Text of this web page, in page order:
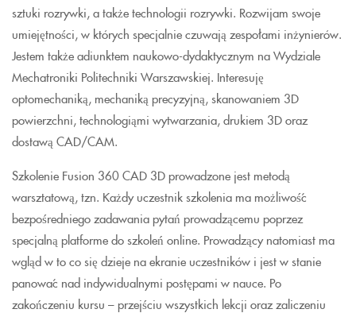
sztuki rozrywki, a także technologii rozrywki. Rozwijam swoje
umiejętności, w których specjalnie czuwają zespołami inżynierów.
Jestem także adiunktem naukowo-dydaktycznym na Wydziale
Mechatroniki Politechniki Warszawskiej. Interesuję
optomechaniką, mechaniką precyzyjną, skanowaniem 3D
powierzchni, technologiąmi wytwarzania, drukiem 3D oraz
dostawą CAD/CAM.
Szkolenie Fusion 360 CAD 3D prowadzone jest metodą
warsztatową, tzn. Każdy uczestnik szkolenia ma możliwość
bezpośredniego zadawania pytań prowadzącemu poprzez
specjalną platforme do szkoleń online. Prowadzący natomiast ma
wgląd w to co się dzieje na ekranie uczestników i jest w stanie
panować nad indywidualnymi postępami w nauce. Po
zakończeniu kursu – przejściu wszystkich lekcji oraz zaliczeniu